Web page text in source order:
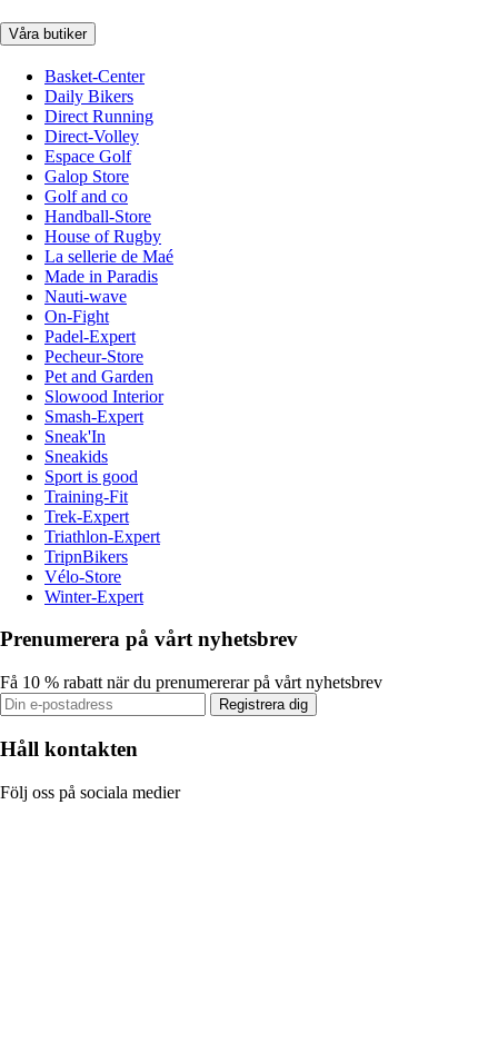
Våra butiker
Basket-Center
Daily Bikers
Direct Running
Direct-Volley
Espace Golf
Galop Store
Golf and co
Handball-Store
House of Rugby
La sellerie de Maé
Made in Paradis
Nauti-wave
On-Fight
Padel-Expert
Pecheur-Store
Pet and Garden
Slowood Interior
Smash-Expert
Sneak'In
Sneakids
Sport is good
Training-Fit
Trek-Expert
Triathlon-Expert
TripnBikers
Vélo-Store
Winter-Expert
Prenumerera på vårt nyhetsbrev
Få 10 % rabatt när du prenumererar på vårt nyhetsbrev
Registrera dig
Håll kontakten
Följ oss på sociala medier